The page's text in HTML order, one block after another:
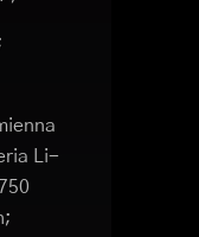
Li-